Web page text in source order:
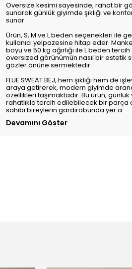
Oversize kesimi sayesinde, rahat bir
sunarak günlük giyimde şıklığı ve
sunar.
Ürün, S, M ve L beden seçenekleri ile
kullanıcı yelpazesine hitap eder.
boyu ve 50 kg ağırlığı ile L beden
oversized görünümün nasıl bir estetik
gözler önüne sermektedir.
FLUE SWEAT BEJ, hem şıklığı hem de
araya getirerek, modern giyimde
özellikleri taşımaktadır. Bu ürün,
rahatlıkla tercih edilebilecek bir parça
sahibi bireylerin gardırobunda yer a
Devamını Göster